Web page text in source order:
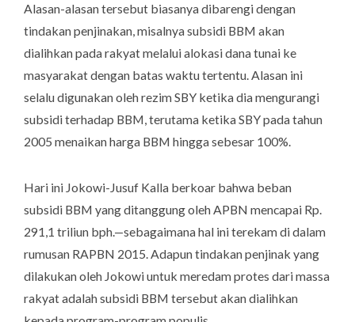
Alasan-alasan tersebut biasanya dibarengi dengan
tindakan penjinakan, misalnya subsidi BBM akan
dialihkan pada rakyat melalui alokasi dana tunai ke
masyarakat dengan batas waktu tertentu. Alasan ini
selalu digunakan oleh rezim SBY ketika dia mengurangi
subsidi terhadap BBM, terutama ketika SBY pada tahun
2005 menaikan harga BBM hingga sebesar 100%.
Hari ini Jokowi-Jusuf Kalla berkoar bahwa beban
subsidi BBM yang ditanggung oleh APBN mencapai Rp.
291,1 triliun bph.—sebagaimana hal ini terekam di dalam
rumusan RAPBN 2015. Adapun tindakan penjinak yang
dilakukan oleh Jokowi untuk meredam protes dari massa
rakyat adalah subsidi BBM tersebut akan dialihkan